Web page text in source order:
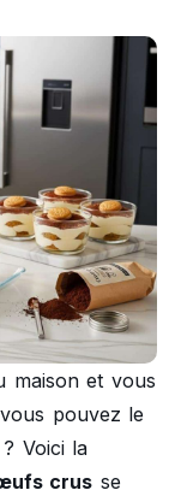
maison et vous
pouvez le
Voici la
crus se